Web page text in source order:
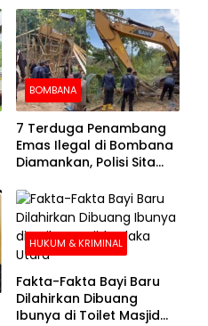
BOMBANA
7 Terduga Penambang
Emas Ilegal di Bombana
Diamankan, Polisi Sita
Crusher
HUKUM & KRIMINAL
Fakta-Fakta Bayi Baru
Dilahirkan Dibuang
Ibunya di Toilet Masjid